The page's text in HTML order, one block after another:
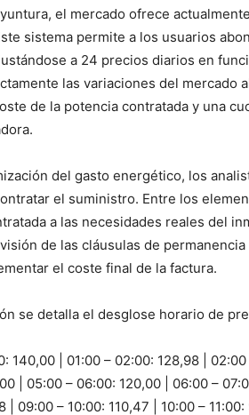
el mercado ofrece
sistema permite a los usuarios
a 24 precios diarios en
las variaciones del mercado
de la potencia contratada y una
del gasto energético, los
el suministro. Entre los
a las necesidades reales del
de las cláusulas de
el coste final de la factura.
se detalla el desglose horario de
140,00 | 01:00 – 02:00: 128,98 |
| 05:00 – 06:00: 120,00 | 06:00 –
| 09:00 – 10:00: 110,47 | 10:00 –